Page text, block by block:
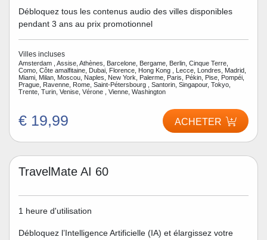
Débloquez tous les contenus audio des villes disponibles
pendant 3 ans au prix promotionnel
Villes incluses
Amsterdam , Assise, Athènes, Barcelone, Bergame, Berlin, Cinque Terre,
Como, Côte amalfitaine, Dubai, Florence, Hong Kong , Lecce, Londres, Madrid,
Miami, Milan, Moscou, Naples, New York, Palerme, Paris, Pékin, Pise, Pompéi,
Prague, Ravenne, Rome, Saint-Pétersbourg , Santorin, Singapour, Tokyo,
Trente, Turin, Venise, Vérone , Vienne, Washington
€ 19,99 ACHETER
TravelMate AI 60
1 heure d'utilisation
Débloquez l’Intelligence Artificielle (IA) et élargissez votre